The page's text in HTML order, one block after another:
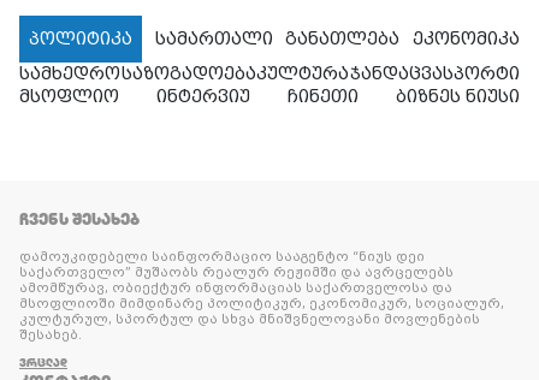
პოლიტიკა სამართალი განათლება
ეკონომიკა
სამხედროსაზოგადოებაკულტურაჯანდაცვასპორტი
მსოფლიო
ინტერვიუ ჩინეთი ბიზნეს ნიუსი
ᲩᲕᲔᲜᲡ ᲨᲔᲡᲐᲮᲔᲑ
დამოუკიდებელი საინფორმაციო სააგენტო “ნიუს დეი
საქართველო” მუშაობს რეალურ რეჟიმში და ავრცელებს
ამომწურავ, ობიექტურ ინფორმაციას საქართველოსა და
მსოფლიოში მიმდინარე პოლიტიკურ, ეკონომიკურ, სოციალურ,
კულტურულ, სპორტულ და სხვა მნიშვნელოვანი მოვლენების
შესახებ.
ᲕᲠᲪᲚᲐᲓ